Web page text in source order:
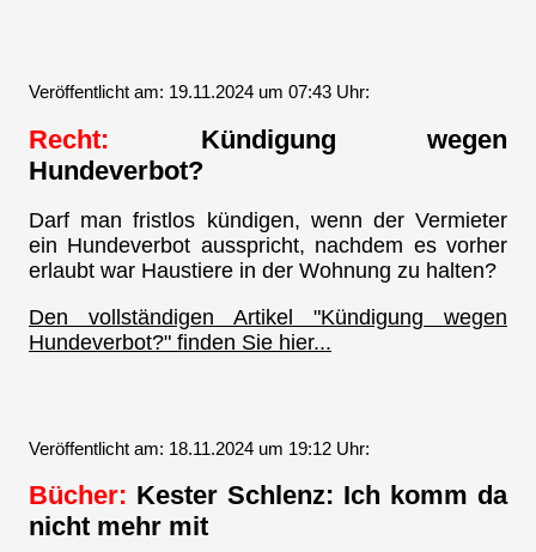
Veröffentlicht am: 19.11.2024 um 07:43 Uhr:
Recht: Kündigung wegen
Hundeverbot?
Darf man fristlos kündigen, wenn der Vermieter
ein Hundeverbot ausspricht, nachdem es vorher
erlaubt war Haustiere in der Wohnung zu halten?
Den vollständigen Artikel "Kündigung wegen
Hundeverbot?" finden Sie hier...
Veröffentlicht am: 18.11.2024 um 19:12 Uhr:
Bücher: Kester Schlenz: Ich komm da
nicht mehr mit